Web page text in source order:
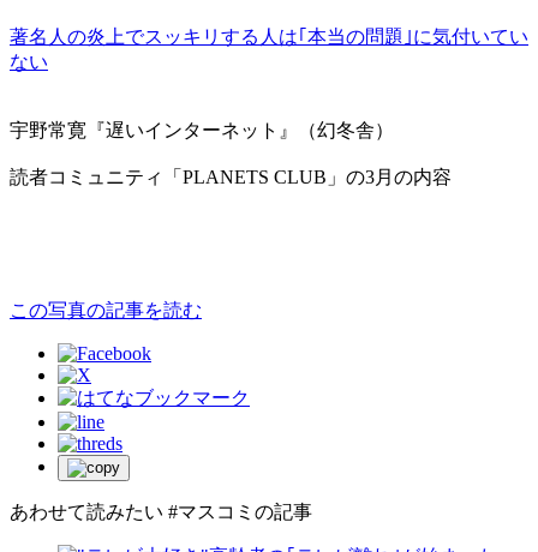
著名人の炎上でスッキリする人は｢本当の問題｣に気付いてい
ない
宇野常寛『遅いインターネット』（幻冬舎）
読者コミュニティ「PLANETS CLUB」の3月の内容
この写真の記事を読む
あわせて読みたい #マスコミの記事